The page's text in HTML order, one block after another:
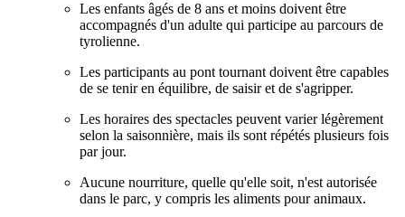
Les enfants âgés de 8 ans et moins doivent être
accompagnés d'un adulte qui participe au parcours de
tyrolienne.
Les participants au pont tournant doivent être capables
de se tenir en équilibre, de saisir et de s'agripper.
Les horaires des spectacles peuvent varier légèrement
selon la saisonnière, mais ils sont répétés plusieurs fois
par jour.
Aucune nourriture, quelle qu'elle soit, n'est autorisée
dans le parc, y compris les aliments pour animaux.